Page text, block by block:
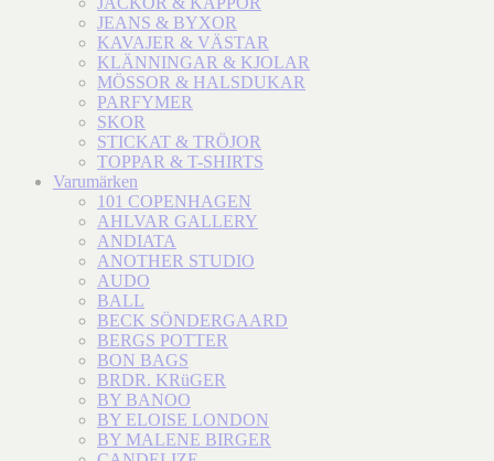
JEANS & BYXOR
KAVAJER & VÄSTAR
KLÄNNINGAR & KJOLAR
MÖSSOR & HALSDUKAR
PARFYMER
SKOR
STICKAT & TRÖJOR
TOPPAR & T-SHIRTS
Varumärken
101 COPENHAGEN
AHLVAR GALLERY
ANDIATA
ANOTHER STUDIO
AUDO
BALL
BECK SÖNDERGAARD
BERGS POTTER
BON BAGS
BRDR. KRüGER
BY BANOO
BY ELOISE LONDON
BY MALENE BIRGER